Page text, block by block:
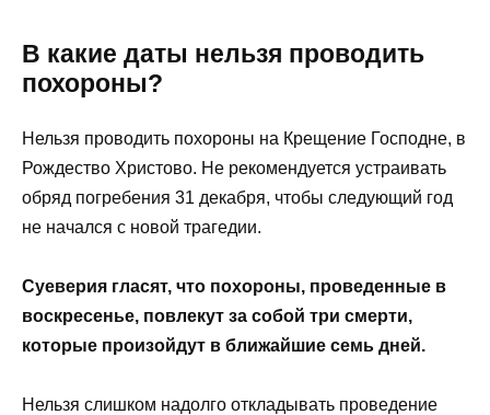
В какие даты нельзя проводить
похороны?
Нельзя проводить похороны на Крещение Господне, в
Рождество Христово. Не рекомендуется устраивать
обряд погребения 31 декабря, чтобы следующий год
не начался с новой трагедии.
Суеверия гласят, что похороны, проведенные в
воскресенье, повлекут за собой три смерти,
которые произойдут в ближайшие семь дней.
Нельзя слишком надолго откладывать проведение